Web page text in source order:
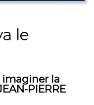
le
imaginer la
PIERRE